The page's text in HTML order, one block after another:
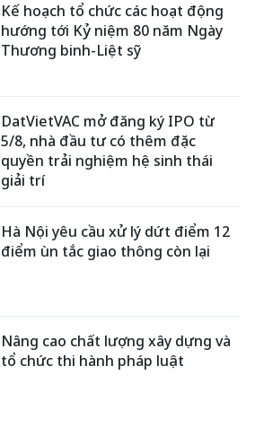
Kế hoạch tổ chức các hoạt động
hướng tới Kỷ niệm 80 năm Ngày
Thương binh-Liệt sỹ
DatVietVAC mở đăng ký IPO từ
5/8, nhà đầu tư có thêm đặc
quyền trải nghiệm hệ sinh thái
giải trí
Hà Nội yêu cầu xử lý dứt điểm 12
điểm ùn tắc giao thông còn lại
Nâng cao chất lượng xây dựng và
tổ chức thi hành pháp luật